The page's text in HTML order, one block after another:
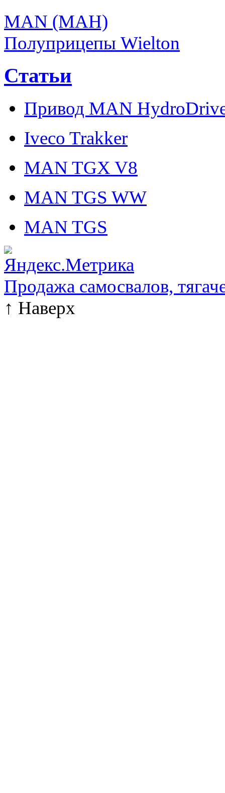
MAN (МАН)
Полуприцепы Wielton
Статьи
Привод MAN
Iveco Trakker
MAN TGX V8
MAN TGS WW
MAN TGS
Продажа самосвалов,
↑ Наверх